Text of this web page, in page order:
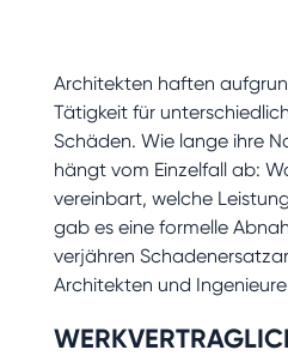
Architekten haften
Tätigkeit für
Schäden. Wie lange ihre
hängt vom Einzelfall ab:
vereinbart, welche
gab es eine formelle
verjähren
Architekten und